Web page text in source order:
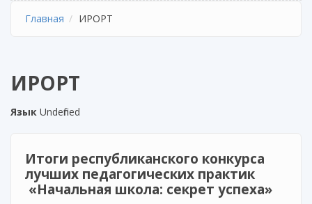
Главная ИРОРТ
ИРОРТ
Язык Undefined
Итоги республиканского конкурса
лучших педагогических практик
«Начальная школа: секрет успеха»